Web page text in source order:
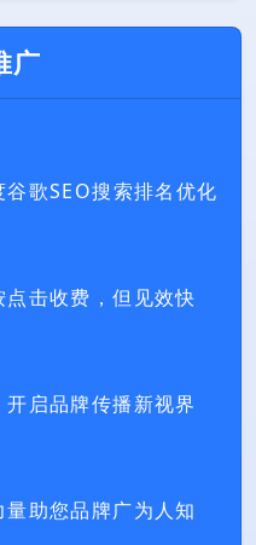
广
歌SEO搜索排名优化
击收费，但见效快
启品牌传播新视界
助您品牌广为人知